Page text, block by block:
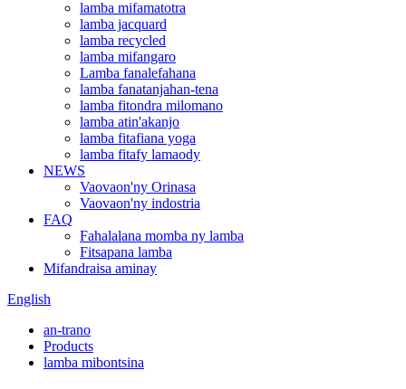
lamba mifamatotra
lamba jacquard
lamba recycled
lamba mifangaro
Lamba fanalefahana
lamba fanatanjahan-tena
lamba fitondra milomano
lamba atin'akanjo
lamba fitafiana yoga
lamba fitafy lamaody
NEWS
Vaovaon'ny Orinasa
Vaovaon'ny indostria
FAQ
Fahalalana momba ny lamba
Fitsapana lamba
Mifandraisa aminay
English
an-trano
Products
lamba mibontsina